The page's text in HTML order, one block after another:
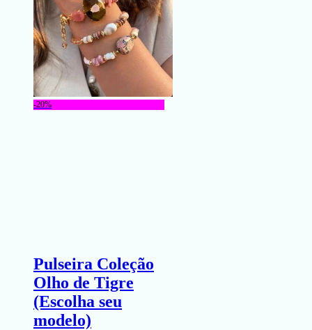
-20%
Pulseira Coleção
Olho de Tigre
(Escolha seu
modelo)